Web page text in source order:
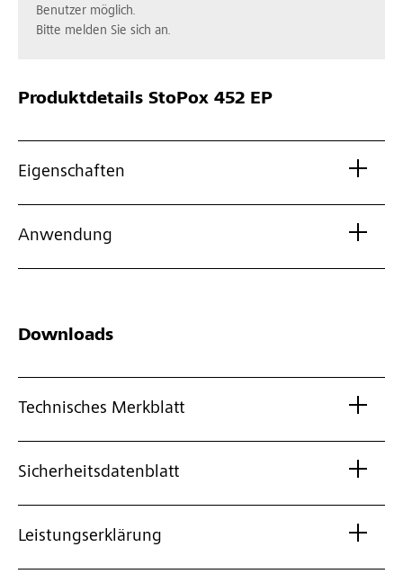
Benutzer möglich.
Bitte melden Sie sich an.
Produktdetails StoPox 452 EP
Eigenschaften
Anwendung
Downloads
Technisches Merkblatt
Sicherheitsdatenblatt
Leistungserklärung